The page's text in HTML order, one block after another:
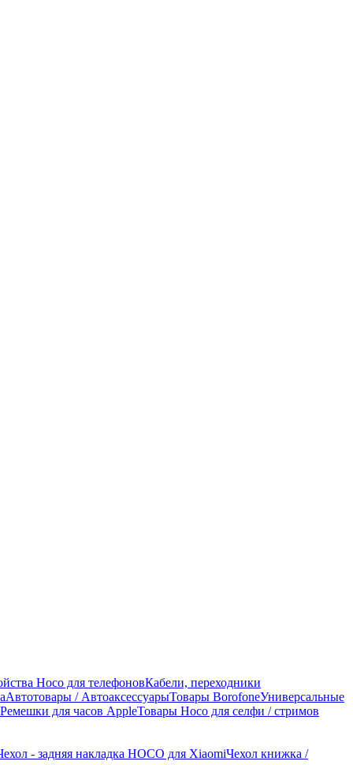
Hoco для телефоновКабели, переходники
Автотовары / АвтоаксессуарыТовары BorofoneУниверсальные
Ремешки для часов AppleТовары Hoco для селфи / стримов
- задняя накладка HOCO для XiaomiЧехол книжка /